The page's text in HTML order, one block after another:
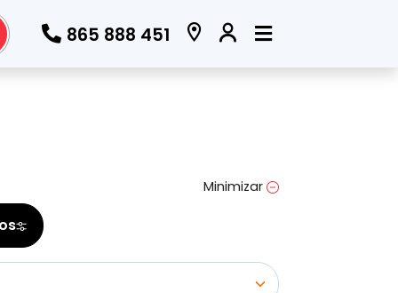
865 888 451
Minimizar
Todos los filtros
(Elige una o varias marcas)